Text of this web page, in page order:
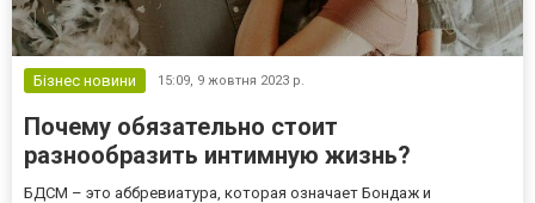
Бізнес новини 15:09, 9 жовтня 2023 р.
Почему обязательно стоит
разнообразить интимную жизнь?
БДСМ – это аббревиатура, которая означает Бондаж и